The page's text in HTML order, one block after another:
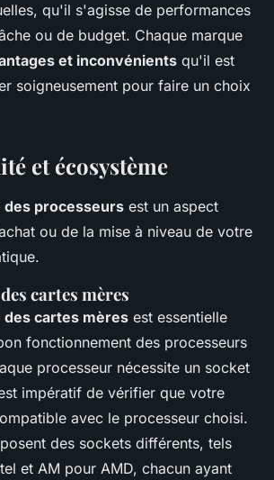
qu'il s'agisse de performances
ou de budget. Chaque marque
et inconvénients qu'il est
soigneusement pour faire un choix
et écosystème
processeurs est un aspect
ou de la mise à niveau de votre
cartes mères
cartes mères est essentielle
fonctionnement des processeurs
processeur nécessite un socket
impératif de vérifier que votre
avec le processeur choisi.
des sockets différents, tels
et AM pour AMD, chacun ayant